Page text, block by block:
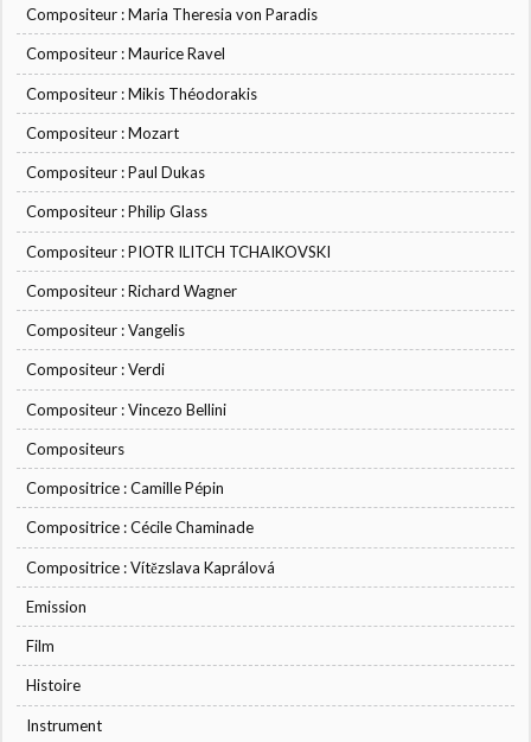
Compositeur : Maria Theresia von Paradis
Compositeur : Maurice Ravel
Compositeur : Mikis Théodorakis
Compositeur : Mozart
Compositeur : Paul Dukas
Compositeur : Philip Glass
Compositeur : PIOTR ILITCH TCHAIKOVSKI
Compositeur : Richard Wagner
Compositeur : Vangelis
Compositeur : Verdi
Compositeur : Vincezo Bellini
Compositeurs
Compositrice : Camille Pépin
Compositrice : Cécile Chaminade
Compositrice : Vítězslava Kaprálová
Emission
Film
Histoire
Instrument